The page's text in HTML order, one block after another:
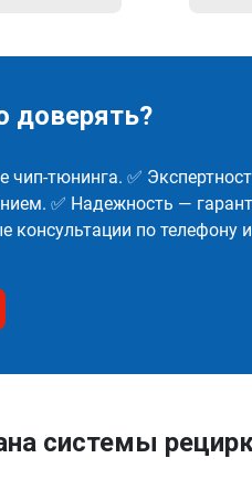
доверять?
чип-тюнинга. ✅
✅ Надежность —
консультации по телефону
системы